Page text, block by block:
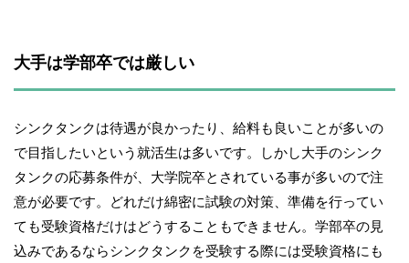
大手は学部卒では厳しい
シンクタンクは待遇が良かったり、給料も良いことが多いの
で目指したいという就活生は多いです。しかし大手のシンク
タンクの応募条件が、大学院卒とされている事が多いので注
意が必要です。どれだけ綿密に試験の対策、準備を行ってい
ても受験資格だけはどうすることもできません。学部卒の見
込みであるならシンクタンクを受験する際には受験資格にも